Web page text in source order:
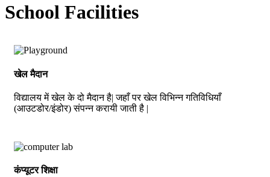
School Facilities
खेल मैदान
विद्यालय में खेल के दो मैदान है| जहाँ पर खेल विभिन्न गतिविधियाँ
(आउटडोर/इंडोर) संपन्न करायी जाती है |
कंप्यूटर शिक्षा